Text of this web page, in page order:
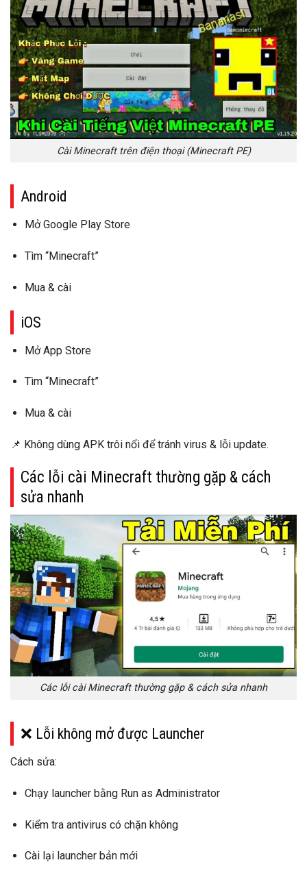
Cài Minecraft trên điện thoại (Minecraft PE)
Android
MởGoogle Play Store
Tìm “Minecraft”
Mua & cài
iOS
MởApp Store
Tìm “Minecraft”
Mua & cài
📌 Không dùng APK trôi nổi để tránh virus & lỗi update.
Các lỗi cài Minecraft thường gặp & cách
sửa nhanh
Các lỗi cài Minecraft thường gặp & cách sửa nhanh
❌ Lỗi không mở được Launcher
Cách sửa:
Chạy launcher bằng Run as Administrator
Kiểm tra antivirus có chặn không
Cài lại launcher bản mới